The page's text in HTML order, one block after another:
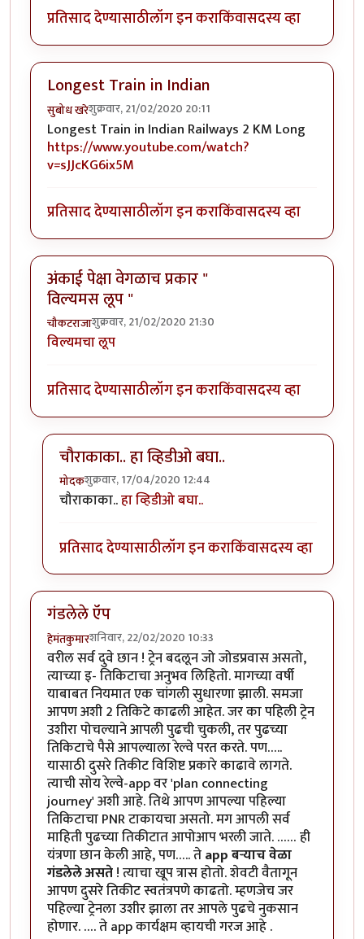
प्रतिसाद देण्यासाठीलॉग इन कराकिंवासदस्य व्हा
Longest Train in Indian
सुबोध खरेशुक्रवार, 21/02/2020 20:11
Longest Train in Indian Railways 2 KM Long
https://www.youtube.com/watch?
v=sJJcKG6ix5M
प्रतिसाद देण्यासाठीलॉग इन कराकिंवासदस्य व्हा
अंकाई पेक्षा वेगळाच प्रकार "
विल्यमस लूप "
चौकटराजाशुक्रवार, 21/02/2020 21:30
विल्यमचा लूप
प्रतिसाद देण्यासाठीलॉग इन कराकिंवासदस्य व्हा
चौराकाका.. हा व्हिडीओ बघा..
मोदकशुक्रवार, 17/04/2020 12:44
In reply toअंकाई पेक्षा वेगळाच प्रकार " विल्यमस लूप "
चौराकाका..हा व्हिडीओ बघा..
प्रतिसाद देण्यासाठीलॉग इन कराकिंवासदस्य व्हा
गंडलेले ऍप
हेमंतकुमारशनिवार, 22/02/2020 10:33
वरील सर्व दुवे छान ! ट्रेन बदलून जो जोडप्रवास असतो,
त्याच्या इ- तिकिटाचा अनुभव लिहितो. मागच्या वर्षी
याबाबत नियमात एक चांगली सुधारणा झाली. समजा
आपण अशी 2 तिकिटे काढली आहेत. जर का पहिली ट्रेन
उशीरा पोचल्याने आपली पुढची चुकली, तर पुढच्या
तिकिटाचे पैसे आपल्याला रेल्वे परत करते. पण…..
यासाठी दुसरे तिकीट विशिष्ट प्रकारे काढावे लागते.
त्याची सोय रेल्वे-app वर 'plan connecting
journey' अशी आहे. तिथे आपण आपल्या पहिल्या
तिकिटाचा PNR टाकायचा असतो. मग आपली सर्व
माहिती पुढच्या तिकीटात आपोआप भरली जाते. …… ही
यंत्रणा छान केली आहे, पण….. तेapp बऱ्याच वेळा
गंडलेले असते! त्याचा खूप त्रास होतो. शेवटी वैतागून
आपण दुसरे तिकीट स्वतंत्रपणे काढतो. म्हणजेच जर
पहिल्या ट्रेनला उशीर झाला तर आपले पुढचे नुकसान
होणार. …. ते app कार्यक्षम व्हायची गरज आहे .